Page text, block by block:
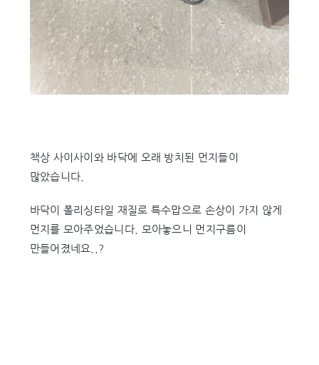
책상 사이사이와 바닥에 오래 방치된 먼지들이
많았습니다.
바닥이 폴리싱타일 재질로 특수맙으로 손상이 가지 않게
먼지를 모아주었습니다. 모아놓으니 먼지구름이
만들어졌네요..?